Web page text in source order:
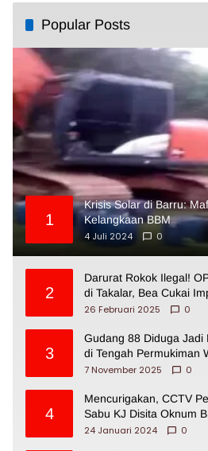
Popular Posts
1
Krisis Solar di Barru:
Kelangkaan BBM
4 Juli 2024
0
2
Darurat Rokok Ilegal!
di Takalar, Bea Cukai
26 Februari 2025
0
3
Gudang 88 Diduga Jadi
di Tengah Permukiman
7 November 2025
0
4
Mencurigakan, CCTV
Sabu KJ Disita Oknum
24 Januari 2024
0